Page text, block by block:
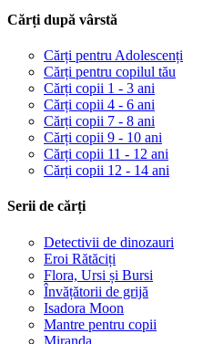
Cărți după vârstă
Cărți pentru Adolescenți
Cărți pentru copilul tău
Cărți copii 1 - 3 ani
Cărți copii 4 - 6 ani
Cărți copii 7 - 8 ani
Cărți copii 9 - 10 ani
Cărți copii 11 - 12 ani
Cărți copii 12 - 14 ani
Serii de cărți
Detectivii de dinozauri
Eroi Rătăciți
Flora, Ursi și Bursi
Învățătorii de grijă
Isadora Moon
Mantre pentru copii
Miranda